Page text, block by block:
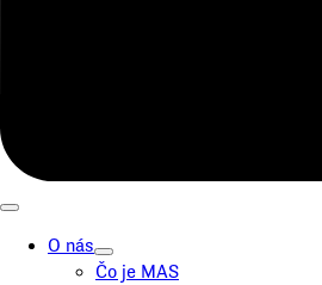
O nás
Čo je MAS